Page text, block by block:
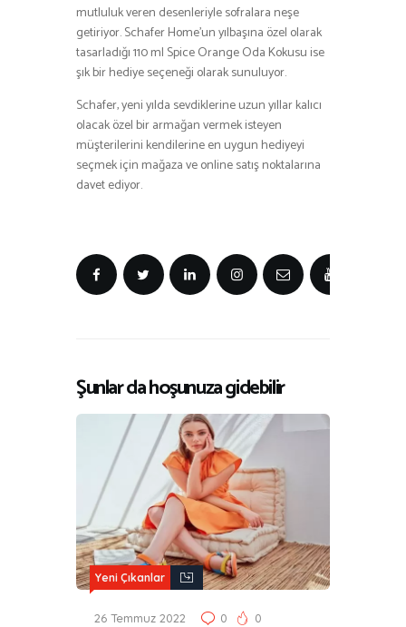
mutluluk veren desenleriyle sofralara neşe
getiriyor. Schafer Home’un yılbaşına özel olarak
tasarladığı 110 ml Spice Orange Oda Kokusu ise
şık bir hediye seçeneği olarak sunuluyor.
Schafer, yeni yılda sevdiklerine uzun yıllar kalıcı
olacak özel bir armağan vermek isteyen
müşterilerini kendilerine en uygun hediyeyi
seçmek için mağaza ve online satış noktalarına
davet ediyor.
Şunlar da hoşunuza gidebilir
Yeni Çıkanlar
26 Temmuz 2022 0 0